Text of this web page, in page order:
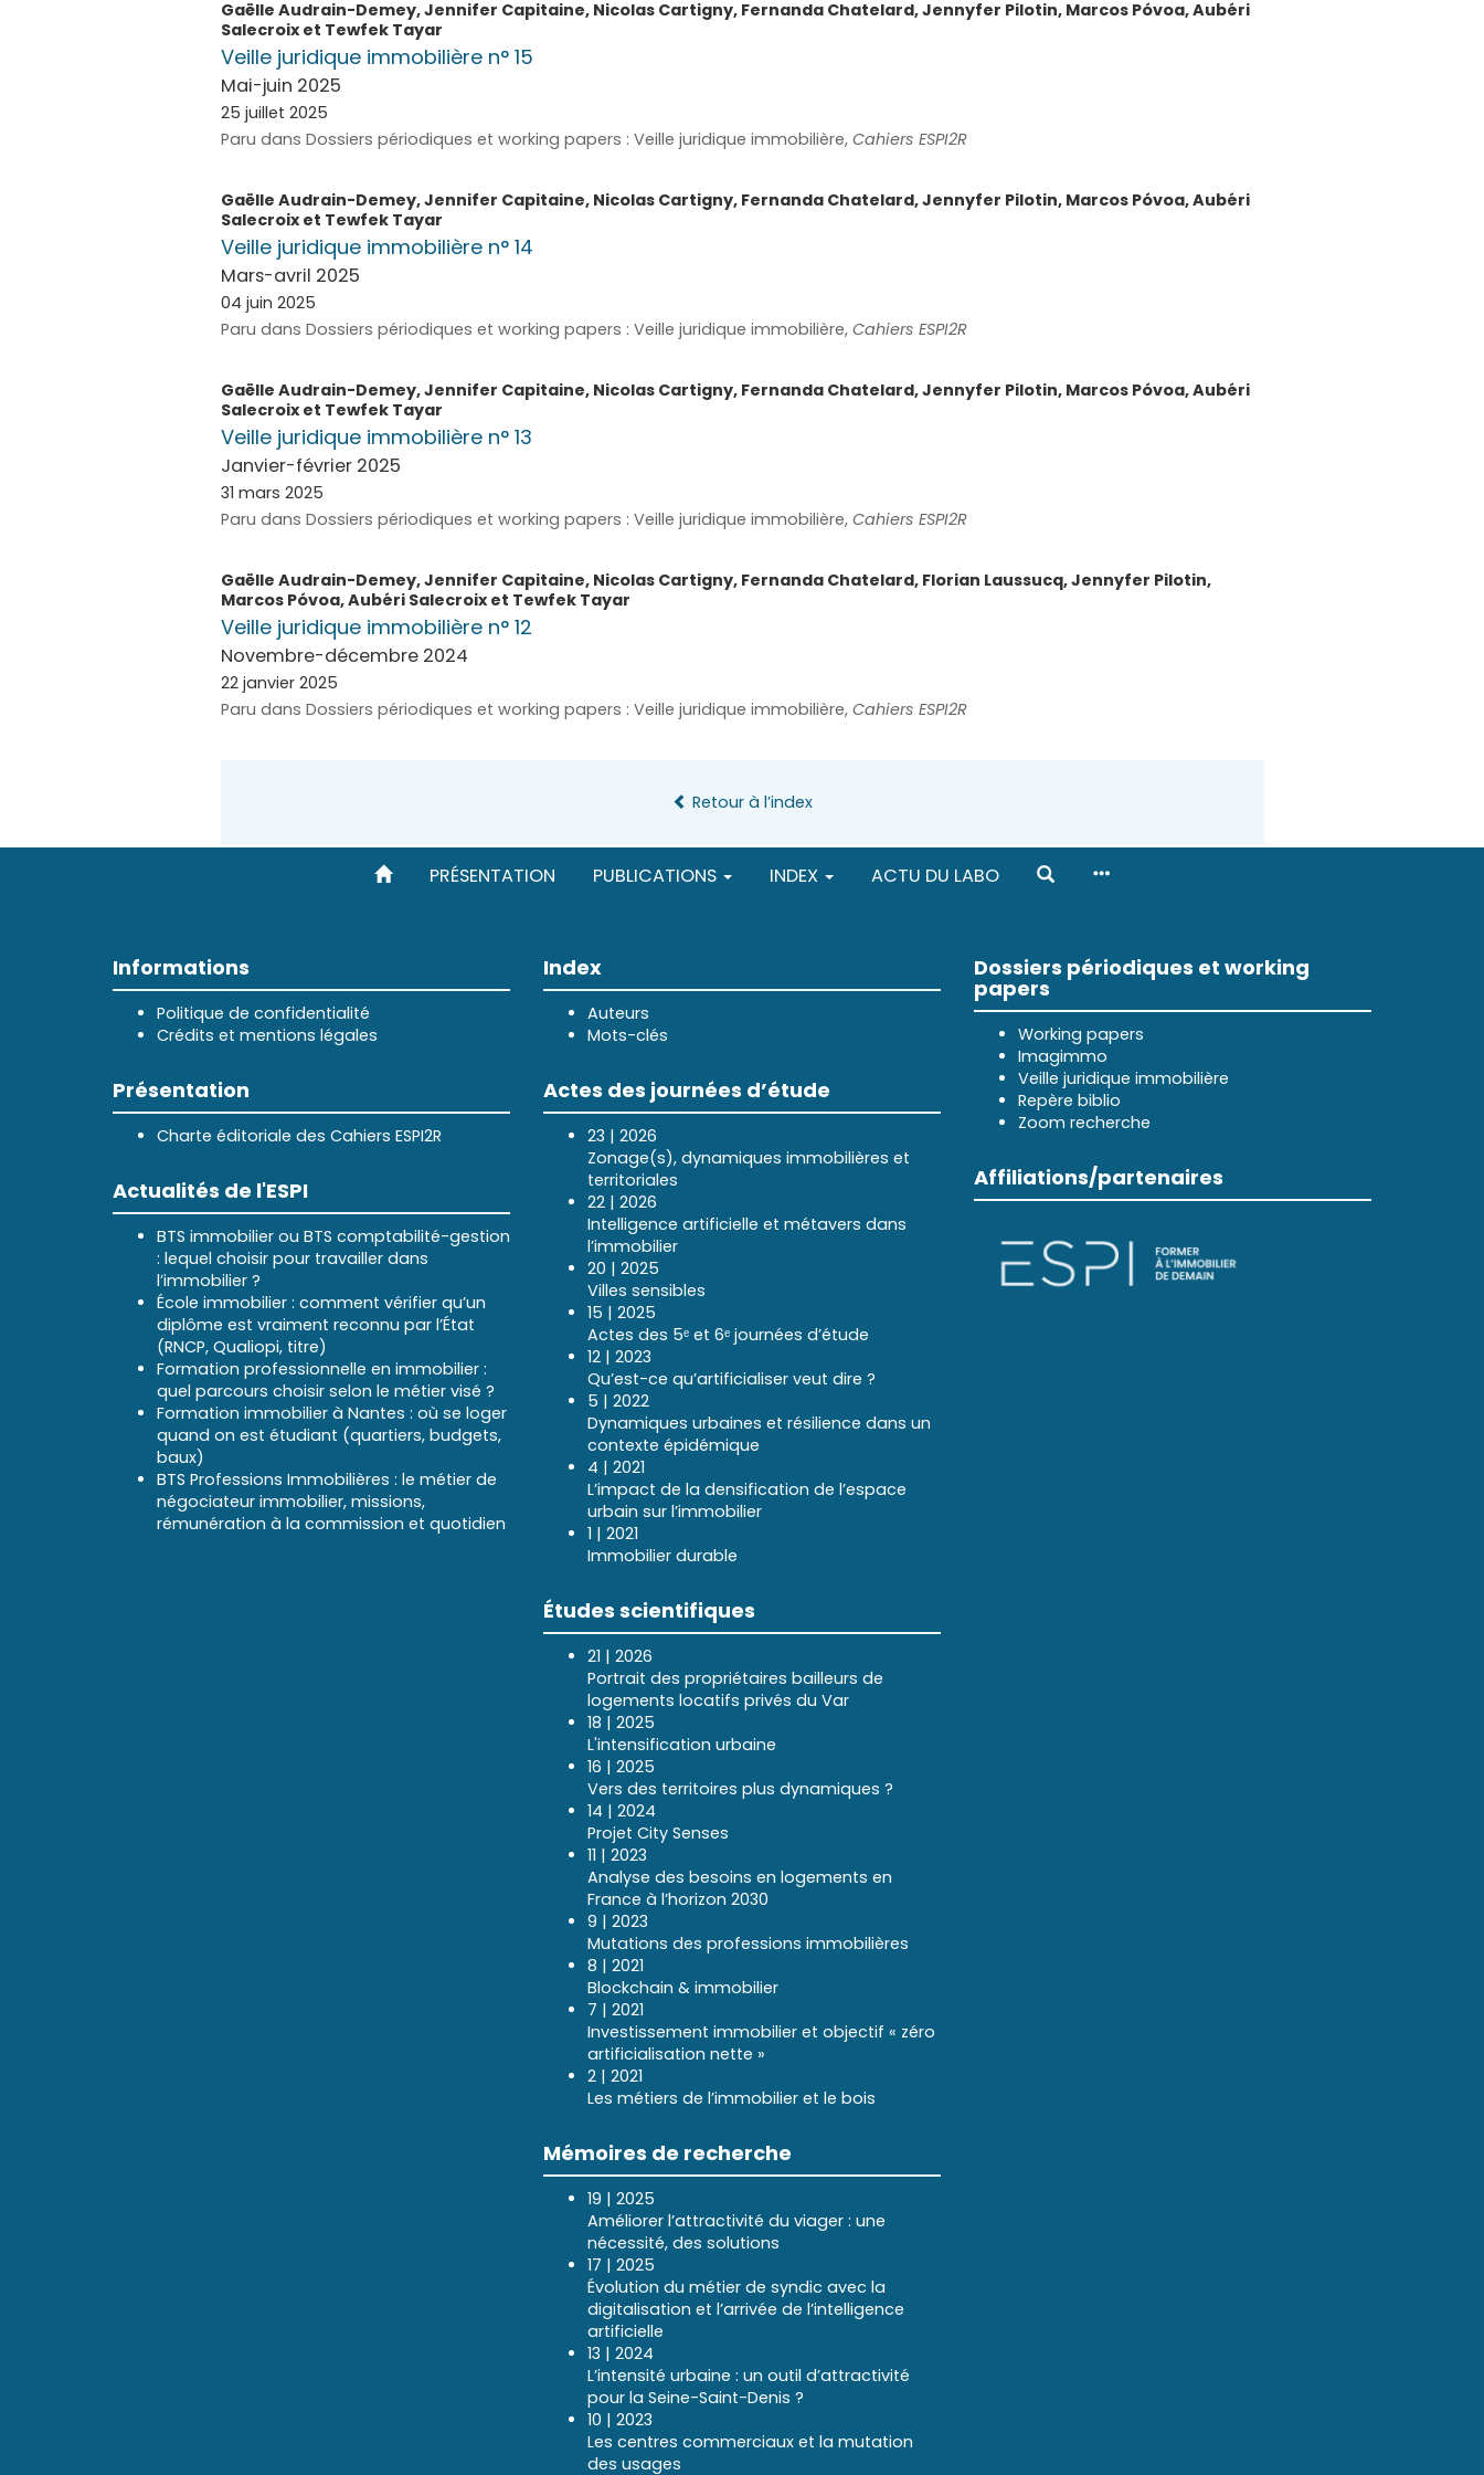
PRÉSENTATION PUBLICATIONS INDEX ACTU DU LABO
Gaëlle Audrain-Demey,Jennifer Capitaine, Nicolas Cartigny, Fernanda Chatelard,Jennyfer Pilotin, Marcos Póvoa,Aubéri
Salecroixet Tewfek Tayar
Veille juridique immobilière n° 15
Mai-juin 2025
25 juillet 2025
Paru dans Dossiers périodiques et working papers : Veille juridique immobilière, Cahiers ESPI2R
Gaëlle Audrain-Demey,Jennifer Capitaine, Nicolas Cartigny, Fernanda Chatelard,Jennyfer Pilotin, Marcos Póvoa,Aubéri
Salecroixet Tewfek Tayar
Veille juridique immobilière n° 14
Mars-avril 2025
04 juin 2025
Paru dans Dossiers périodiques et working papers : Veille juridique immobilière, Cahiers ESPI2R
Gaëlle Audrain-Demey,Jennifer Capitaine, Nicolas Cartigny, Fernanda Chatelard,Jennyfer Pilotin, Marcos Póvoa,Aubéri
Salecroixet Tewfek Tayar
Veille juridique immobilière n° 13
Janvier-février 2025
31 mars 2025
Paru dans Dossiers périodiques et working papers : Veille juridique immobilière, Cahiers ESPI2R
Gaëlle Audrain-Demey,Jennifer Capitaine, Nicolas Cartigny, Fernanda Chatelard, Florian Laussucq,Jennyfer Pilotin,
Marcos Póvoa,Aubéri Salecroixet Tewfek Tayar
Veille juridique immobilière n° 12
Novembre-décembre 2024
22 janvier 2025
Paru dans Dossiers périodiques et working papers : Veille juridique immobilière, Cahiers ESPI2R
Retour à l’index
Informations
Politique de confidentialité
Crédits et mentions légales
Présentation
Charte éditoriale des Cahiers ESPI2R
Actualités de l'ESPI
BTS immobilier ou BTS comptabilité-gestion
: lequel choisir pour travailler dans
l’immobilier ?
École immobilier : comment vérifier qu’un
diplôme est vraiment reconnu par l’État
(RNCP, Qualiopi, titre)
Formation professionnelle en immobilier :
quel parcours choisir selon le métier visé ?
Formation immobilier à Nantes : où se loger
quand on est étudiant (quartiers, budgets,
baux)
BTS Professions Immobilières : le métier de
négociateur immobilier, missions,
rémunération à la commission et quotidien
Index
Auteurs
Mots-clés
Actes des journées d’étude
23 | 2026
Zonage(s), dynamiques immobilières et
territoriales
22 | 2026
Intelligence artificielle et métavers dans
l’immobilier
20 | 2025
Villes sensibles
15 | 2025
Actes des 5ᵉ et 6ᵉ journées d’étude
12 | 2023
Qu’est-ce qu’artificialiser veut dire ?
5 | 2022
Dynamiques urbaines et résilience dans un
contexte épidémique
4 | 2021
L’impact de la densification de l’espace
urbain sur l’immobilier
1 | 2021
Immobilier durable
Études scientifiques
21 | 2026
Portrait des propriétaires bailleurs de
logements locatifs privés du Var
18 | 2025
L'intensification urbaine
16 | 2025
Vers des territoires plus dynamiques ?
14 | 2024
Projet City Senses
11 | 2023
Analyse des besoins en logements en
France à l’horizon 2030
9 | 2023
Mutations des professions immobilières
8 | 2021
Blockchain & immobilier
7 | 2021
Investissement immobilier et objectif « zéro
artificialisation nette »
2 | 2021
Les métiers de l’immobilier et le bois
Mémoires de recherche
19 | 2025
Améliorer l’attractivité du viager : une
nécessité, des solutions
17 | 2025
Évolution du métier de syndic avec la
digitalisation et l’arrivée de l’intelligence
artificielle
13 | 2024
L’intensité urbaine : un outil d’attractivité
pour la Seine-Saint-Denis ?
10 | 2023
Les centres commerciaux et la mutation
des usages
Dossiers périodiques et working
papers
Working papers
Imagimmo
Veille juridique immobilière
Repère biblio
Zoom recherche
Affiliations/partenaires